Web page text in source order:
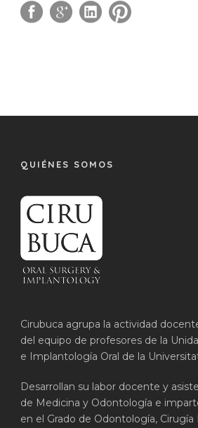
QUIÉNES SOMOS
Cirubuca agrupa la actividad
del equipo de profesores de la
e Implantología Oral de la
Desarrollan su labor docente y
de Medicina y Odontología e
en el Grado de Odontología, Cirugía